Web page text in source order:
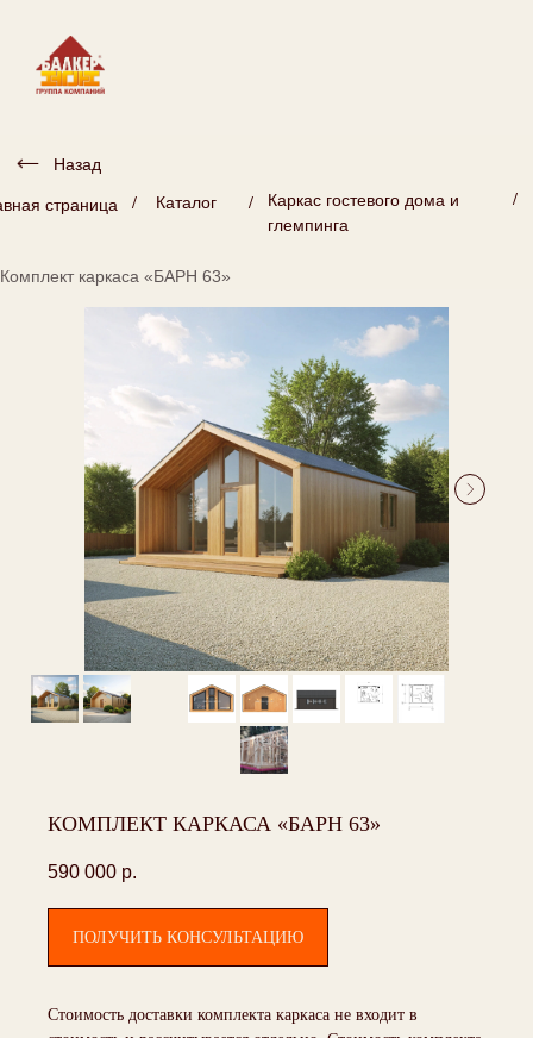
Комплект каркаса «БАРН 63»
КОМПЛЕКТ КАРКАСА «БАРН 63»
590 000 р.
ПОЛУЧИТЬ КОНСУЛЬТАЦИЮ
Стоимость доставки комплекта каркаса не входит в